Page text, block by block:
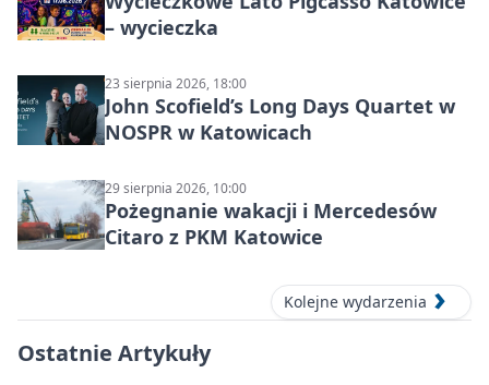
– wycieczka
23 sierpnia 2026, 18:00
John Scofield’s Long Days Quartet w
NOSPR w Katowicach
29 sierpnia 2026, 10:00
Pożegnanie wakacji i Mercedesów
Citaro z PKM Katowice
Kolejne wydarzenia
Ostatnie Artykuły